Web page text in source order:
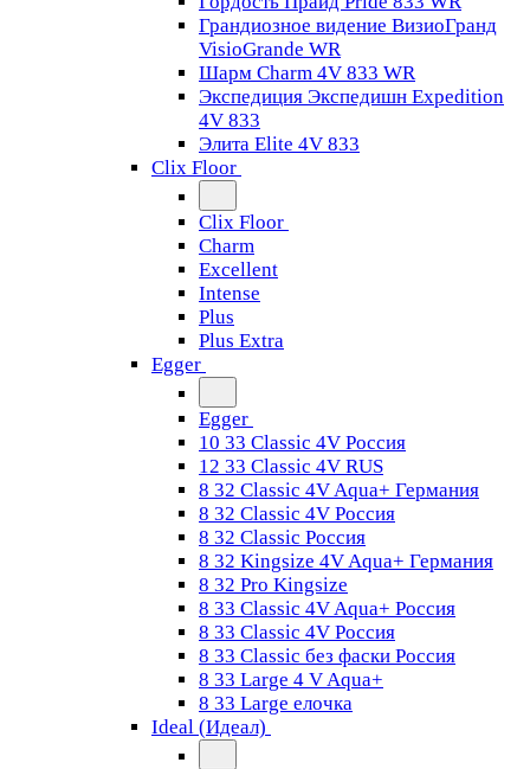
Грандиозное видение ВизиоГранд
VisioGrande WR
Шарм Charm 4V 833 WR
Экспедиция Экспедишн Expedition
4V 833
Элита Elite 4V 833
Clix Floor
Clix Floor
Charm
Excellent
Intense
Plus
Plus Extra
Egger
Egger
10 33 Classic 4V Россия
12 33 Classic 4V RUS
8 32 Classic 4V Aqua+ Германия
8 32 Classic 4V Россия
8 32 Classic Россия
8 32 Kingsize 4V Aqua+ Германия
8 32 Pro Kingsize
8 33 Classic 4V Aqua+ Россия
8 33 Classic 4V Россия
8 33 Classic без фаски Россия
8 33 Large 4 V Aqua+
8 33 Large елочка
Ideal (Идеал)